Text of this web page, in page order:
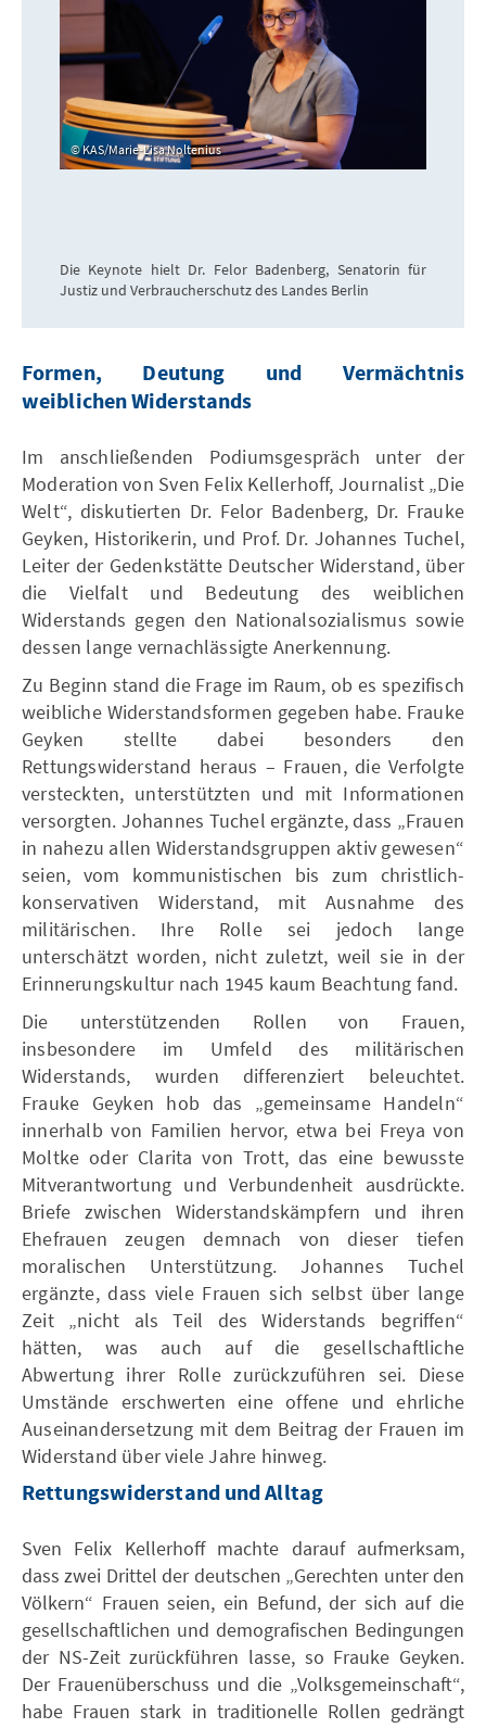
KAS/Marie-Lisa Noltenius
Die Keynote hielt Dr. Felor Badenberg, Senatorin für
Justiz und Verbraucherschutz des Landes Berlin
Formen, Deutung und Vermächtnis
weiblichen Widerstands
Im anschließenden Podiumsgespräch unter der
Moderation von Sven Felix Kellerhoff, Journalist „Die
Welt“, diskutierten Dr. Felor Badenberg, Dr. Frauke
Geyken, Historikerin, und Prof. Dr. Johannes Tuchel,
Leiter der Gedenkstätte Deutscher Widerstand, über
die Vielfalt und Bedeutung des weiblichen
Widerstands gegen den Nationalsozialismus sowie
dessen lange vernachlässigte Anerkennung.
Zu Beginn stand die Frage im Raum, ob es spezifisch
weibliche Widerstandsformen gegeben habe. Frauke
Geyken stellte dabei besonders den
Rettungswiderstand heraus – Frauen, die Verfolgte
versteckten, unterstützten und mit Informationen
versorgten. Johannes Tuchel ergänzte, dass „Frauen
in nahezu allen Widerstandsgruppen aktiv gewesen“
seien, vom kommunistischen bis zum christlich-
konservativen Widerstand, mit Ausnahme des
militärischen. Ihre Rolle sei jedoch lange
unterschätzt worden, nicht zuletzt, weil sie in der
Erinnerungskultur nach 1945 kaum Beachtung fand.
Die unterstützenden Rollen von Frauen,
insbesondere im Umfeld des militärischen
Widerstands, wurden differenziert beleuchtet.
Frauke Geyken hob das „gemeinsame Handeln“
innerhalb von Familien hervor, etwa bei Freya von
Moltke oder Clarita von Trott, das eine bewusste
Mitverantwortung und Verbundenheit ausdrückte.
Briefe zwischen Widerstandskämpfern und ihren
Ehefrauen zeugen demnach von dieser tiefen
moralischen Unterstützung. Johannes Tuchel
ergänzte, dass viele Frauen sich selbst über lange
Zeit „nicht als Teil des Widerstands begriffen“
hätten, was auch auf die gesellschaftliche
Abwertung ihrer Rolle zurückzuführen sei. Diese
Umstände erschwerten eine offene und ehrliche
Auseinandersetzung mit dem Beitrag der Frauen im
Widerstand über viele Jahre hinweg.
Rettungswiderstand und Alltag
Sven Felix Kellerhoff machte darauf aufmerksam,
dass zwei Drittel der deutschen „Gerechten unter den
Völkern“ Frauen seien, ein Befund, der sich auf die
gesellschaftlichen und demografischen Bedingungen
der NS-Zeit zurückführen lasse, so Frauke Geyken.
Der Frauenüberschuss und die „Volksgemeinschaft“,
habe Frauen stark in traditionelle Rollen gedrängt